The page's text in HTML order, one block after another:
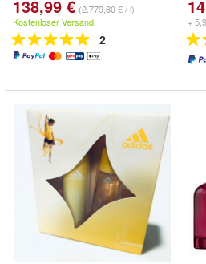
138,99 € (2.779,80 € / l)
Kostenloser Versand
2
+